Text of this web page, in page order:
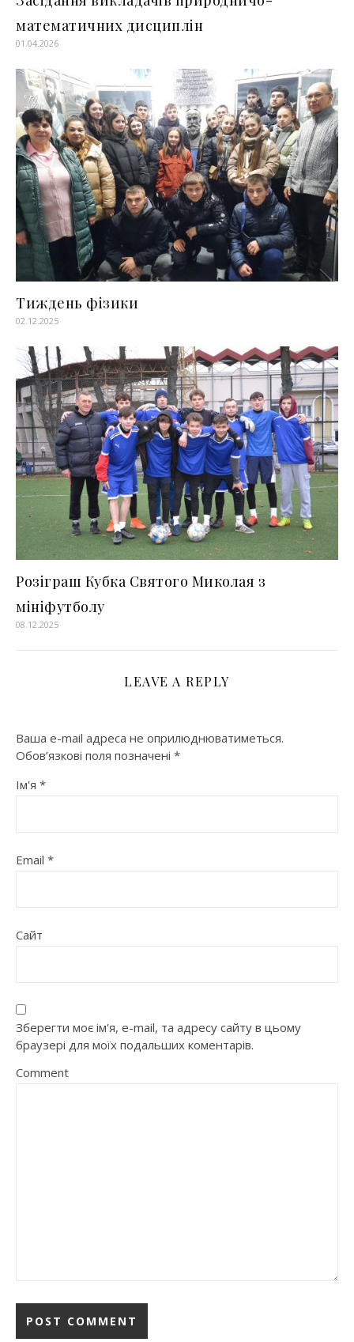
математичних дисциплін
01.04.2026
Тиждень фізики
02.12.2025
Розіграш Кубка Святого Миколая з
мініфутболу
08.12.2025
LEAVE A REPLY
Ваша e-mail адреса не оприлюднюватиметься.
Обов’язкові поля позначені *
Ім'я *
Email *
Сайт
Зберегти моє ім'я, e-mail, та адресу сайту в цьому
браузері для моїх подальших коментарів.
Comment